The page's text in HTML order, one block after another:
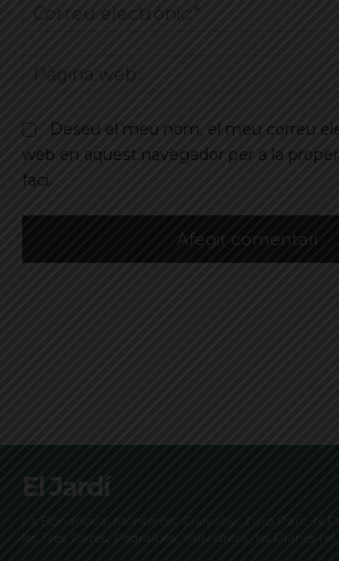
Deseu el meu nom, el meu correu
web en aquest navegador per a la
faci.
El Jardí
La Bonanova, Monterols, Galvany, Turó Parc, el
les Tres Torres, Pedralbes, Vallvidrera, les Planes i